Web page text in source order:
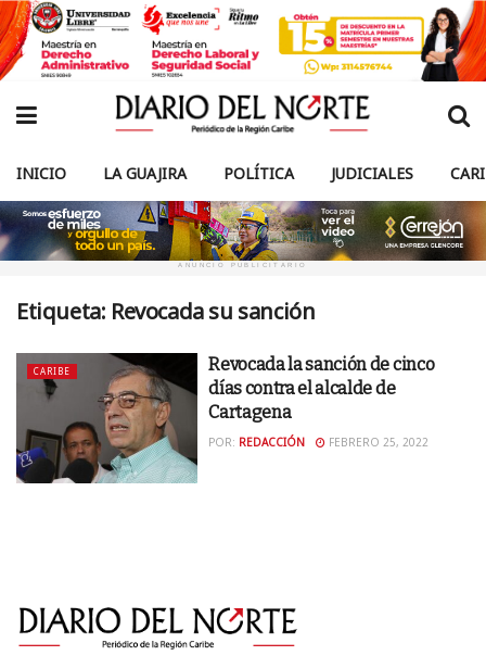
INICIO LA GUAJIRA POLÍTICA JUDICIALES
ANUNCIO PUBLICITARIO
Etiqueta: Revocada su sanción
CARIBE
Revocada la sanción de cinco
días contra el alcalde de
Cartagena
POR: REDACCIÓN FEBRERO 25, 2022